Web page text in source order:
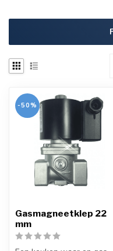
-50%
Gasmagneetklep 22
mm